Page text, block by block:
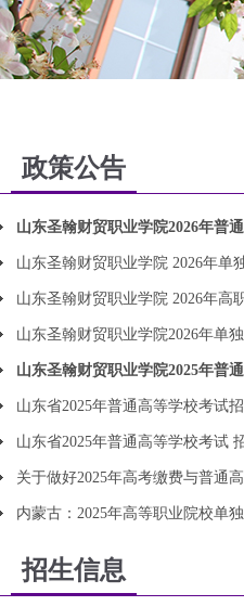
政策公告
山东圣翰财贸职业学院2026年普
山东圣翰财贸职业学院 2026年单
山东圣翰财贸职业学院 2026年高
山东圣翰财贸职业学院2026年单
山东圣翰财贸职业学院2025年普
山东省2025年普通高等学校考试
山东省2025年普通高等学校考试
关于做好2025年高考缴费与普通
内蒙古：2025年高等职业院校单
招生信息